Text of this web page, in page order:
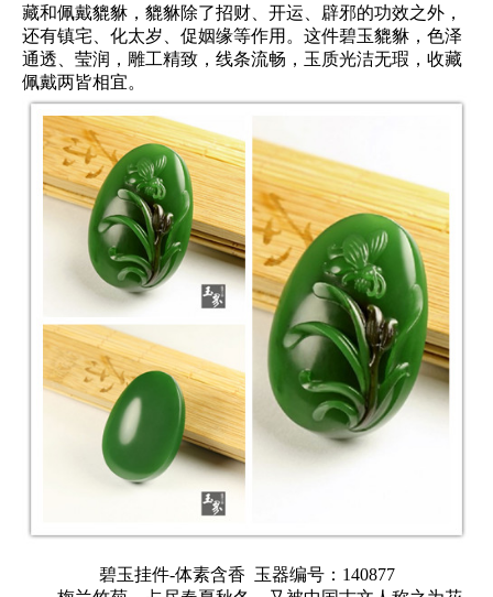
藏和佩戴貔貅，貔貅除了招财、开运、辟邪的功效之外，
还有镇宅、化太岁、促姻缘等作用。这件碧玉貔貅，色泽
通透、莹润，雕工精致，线条流畅，玉质光洁无瑕，收藏
佩戴两皆相宜。
碧玉挂件-体素含香 玉器编号：140877